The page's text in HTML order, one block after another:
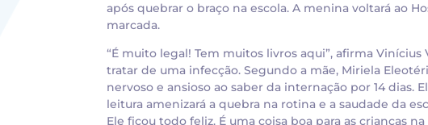
após quebrar o braço na escola. A menina voltará ao
marcada.
“É muito legal! Tem muitos livros aqui”, afirma
tratar de uma infecção. Segundo a mãe, Miriela
nervoso e ansioso ao saber da internação por 14 dias.
leitura amenizará a quebra na rotina e a saudade da
Ele ficou todo feliz. É uma coisa boa para as crianças